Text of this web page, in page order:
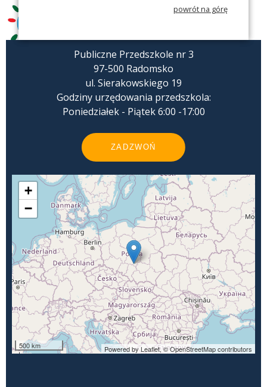
powrót na górę
Publiczne Przedszkole nr 3
97-500 Radomsko
ul. Sierakowskiego 19
Godziny urzędowania przedszkola:
Poniedziałek - Piątek 6:00 -17:00
ZADZWOŃ
+
−
500 km Powered by Leaflet,© OpenStreetMap contributors